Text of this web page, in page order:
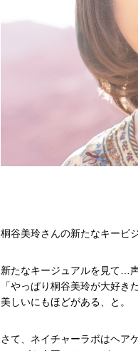
桐谷美玲さんの新たなキービ
新たなキージュアルを見て…
「やっぱり桐谷美玲が大好き
美しいにもほどがある、と。
さて、ネイチャーラボはヘア